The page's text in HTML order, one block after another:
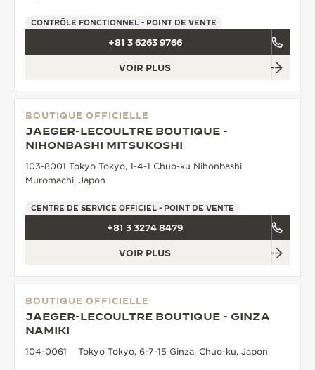
CONTRÔLE FONCTIONNEL - POINT DE VENTE
+81 3 6263 9766
VOIR PLUS
BOUTIQUE OFFICIELLE
JAEGER-LECOULTRE BOUTIQUE -
NIHONBASHI MITSUKOSHI
103-8001 Tokyo Tokyo, 1-4-1 Chuo-ku Nihonbashi
Muromachi, Japon
CENTRE DE SERVICE OFFICIEL - POINT DE VENTE
+81 3 3274 8479
VOIR PLUS
BOUTIQUE OFFICIELLE
JAEGER-LECOULTRE BOUTIQUE - GINZA
NAMIKI
104-0061 Tokyo Tokyo, 6-7-15 Ginza, Chuo-ku, Japon